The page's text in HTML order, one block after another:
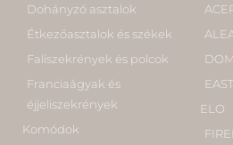
Dohányzó asztalok
Étkezőasztalok és székek
Faliszekrények és polcok
Franciaágyak és
éjjeliszekrények
Komódok
ELO